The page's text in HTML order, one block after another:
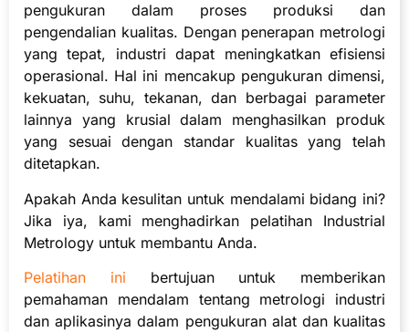
pengukuran dalam proses produksi dan
pengendalian kualitas. Dengan penerapan metrologi
yang tepat, industri dapat meningkatkan efisiensi
operasional. Hal ini mencakup pengukuran dimensi,
kekuatan, suhu, tekanan, dan berbagai parameter
lainnya yang krusial dalam menghasilkan produk
yang sesuai dengan standar kualitas yang telah
ditetapkan.
Apakah Anda kesulitan untuk mendalami bidang ini?
Jika iya, kami menghadirkan pelatihan Industrial
Metrology untuk membantu Anda.
Pelatihan ini bertujuan untuk memberikan
pemahaman mendalam tentang metrologi industri
dan aplikasinya dalam pengukuran alat dan kualitas